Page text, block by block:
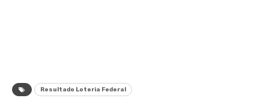
Resultado Loteria Federal